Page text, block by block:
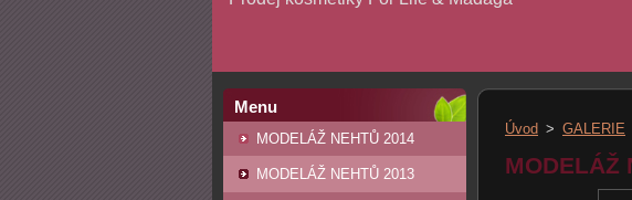
Menu
MODELÁŽ NEHTŮ 2014
MODELÁŽ NEHTŮ 2013
Úvod > GALERIE
MODELÁŽ